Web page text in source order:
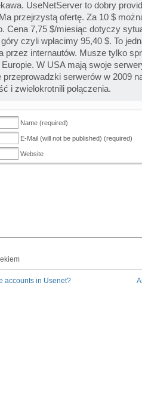
UseNetServer to dobry
przejrzystą ofertę. Za 10 $
Cena 7,75 $/miesiąc dotyczy
czyli wpłacimy 95,40 $. To
przez internautów. Musze tylko
W USA mają swoje
przeprowadzki serwerów w 2009
i zwielokrotnili połączenia.
Name (required)
E-Mail (will not be published) (required)
Website
accounts in Usenet?